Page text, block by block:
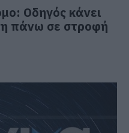
Οδηγός κάνει
πάνω σε στροφή